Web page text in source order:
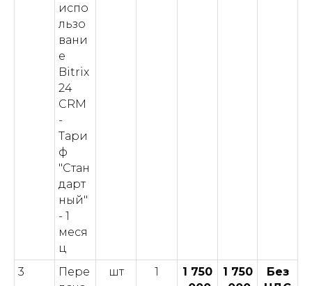
испо
льзо
вани
е
Bitrix
24
CRM
-
Тари
ф
"Стан
дарт
ный"
- 1
меся
ц
3
Пере
шт 1
1 750
1 750
Без